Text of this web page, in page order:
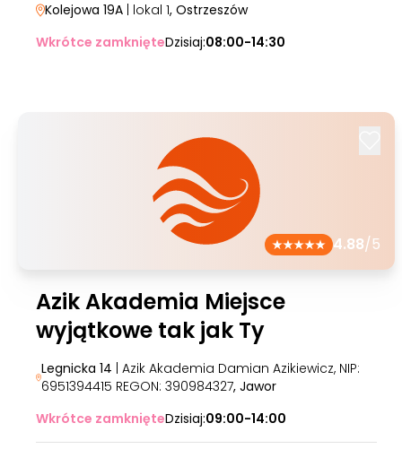
Kolejowa 19A | lokal 1, Ostrzeszów
Wkrótce zamknięteDzisiaj:08:00-14:30
4.88/5
Azik Akademia Miejsce
wyjątkowe tak jak Ty
Legnicka 14 | Azik Akademia Damian Azikiewicz, NIP:
6951394415 REGON: 390984327, Jawor
Wkrótce zamknięteDzisiaj:09:00-14:00